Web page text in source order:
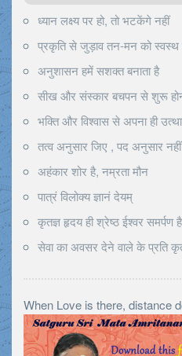
ध्यान लक्ष्य पर हो, तो भटकेंगे नहीं
प्रकृति से जुड़ाव तन-मन को स्वस्थ
अनुशासन हमें सशक्त बनाता है
सीख और संस्कार बचपन से शुरू
भक्ति और विश्वास से अपना ही
तत्व अनुसार जिए , पद अनुसार नहीं
अहंकार शोर है, नम्रता मौन
पात्रं विलोक्य ज्ञानं देयम्
कृतज्ञ हृदय ही श्रेष्ठ ईश्वर समर्पण है
सेवा का अवसर देने वाले के प्रति
When Love is there, distance